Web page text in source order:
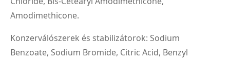
Amodimethicone.
Konzerválószerek és stabilizátorok: Sodium
Benzoate, Sodium Bromide, Citric Acid, Benzyl